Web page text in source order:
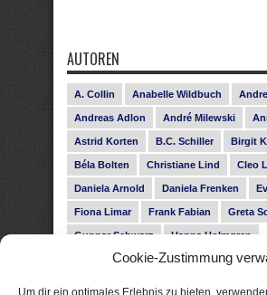
Cookie-Zustimmung
Um dir ein optimales Erlebnis zu bieten,
AUTOREN
A. Collin Anabelle Wildbuch
Andreas Adlon André Milewski
Astrid Korten B.C. Schiller Birgit
Béla Bolten Christiane Lind Cleo
Daniela Arnold Daniela Frenken
Fiona Limar Frank Fabian Greta
Gunnar Schwarz Hanna Holmgren
Heike Fröhling Ina Glahe Ivo Pala